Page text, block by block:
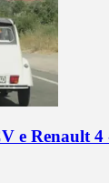
e Renault 4